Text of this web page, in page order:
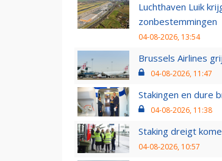
Luchthaven Luik
zonbestemmingen
04-08-2026, 13:54
Brussels Airlines
04-08-2026, 11:47
Stakingen en dure
04-08-2026, 11:38
Staking dreigt
04-08-2026, 10:57